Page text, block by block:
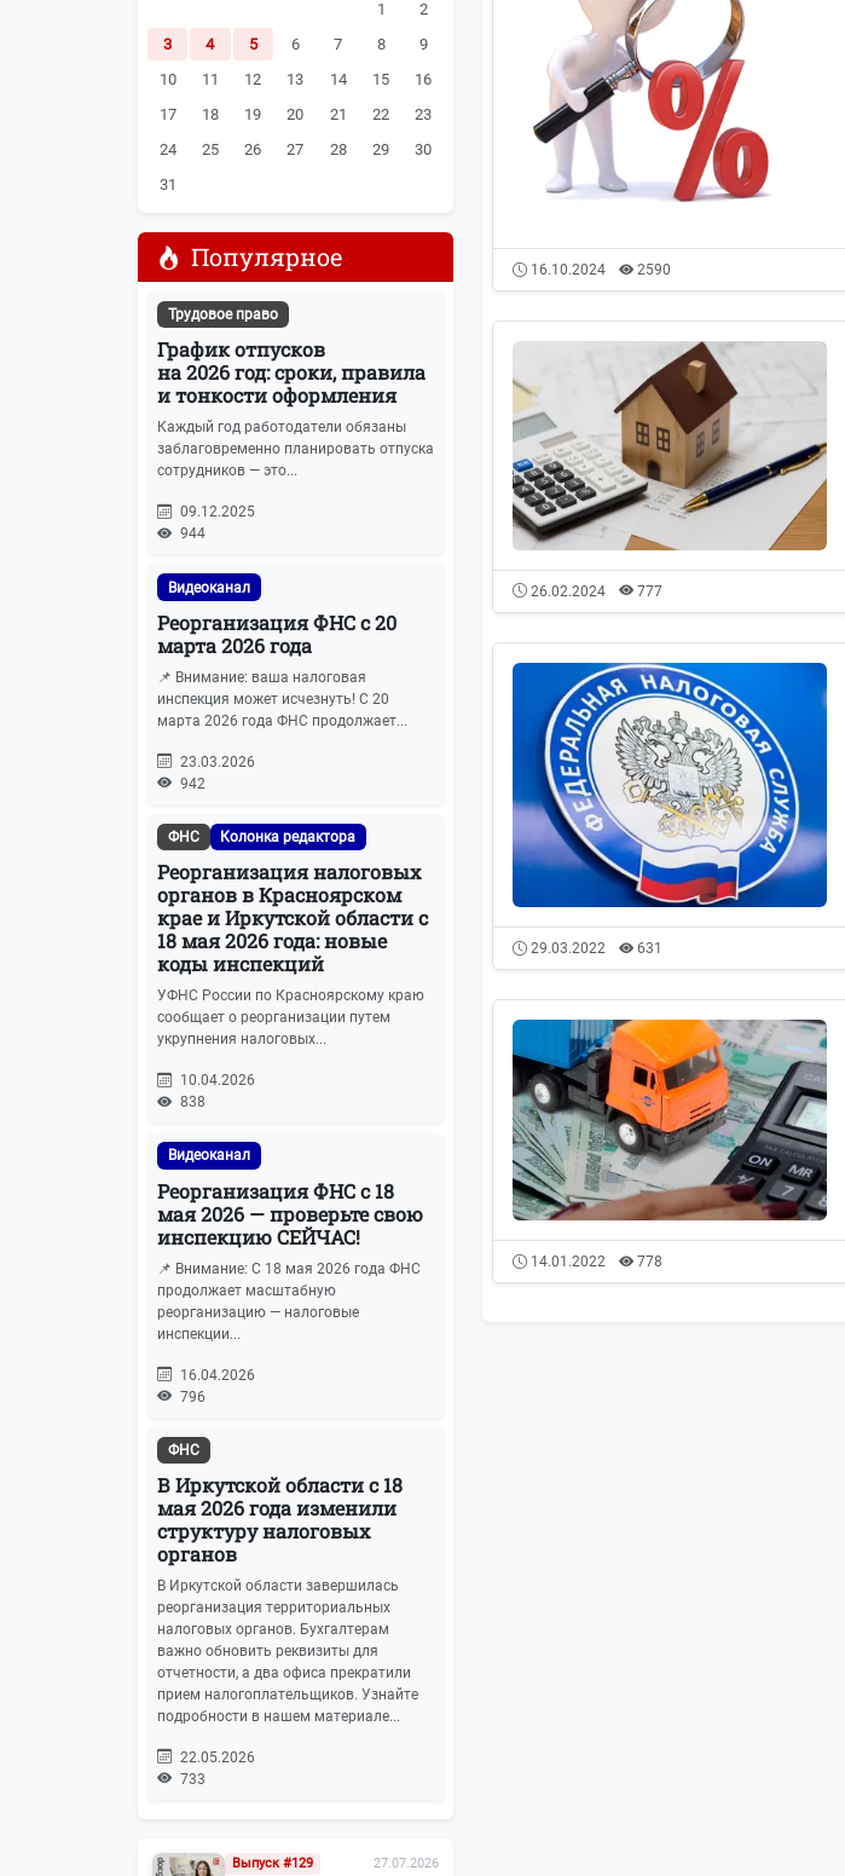
16.10.2024 2590
26.02.2024 777
29.03.2022 631
14.01.2022 778
1
2
3
4 5 6 7 8
9
10
11 12 13 14 15
16
17
18 19 20 21 22
23
24
25 26 27 28 29
30
31
Популярное
Трудовое право
График отпусков
на 2026 год: сроки, правила
и тонкости оформления
Каждый год работодатели обязаны
заблаговременно планировать отпуска
сотрудников — это...
09.12.2025
944
Видеоканал
Реорганизация ФНС с 20
марта 2026 года
📌 Внимание: ваша налоговая
инспекция может исчезнуть! С 20
марта 2026 года ФНС продолжает...
23.03.2026
942
ФНС Колонка редактора
Реорганизация налоговых
органов в Красноярском
крае и Иркутской области с
18 мая 2026 года: новые
коды инспекций
УФНС России по Красноярскому краю
сообщает о реорганизации путем
укрупнения налоговых...
10.04.2026
838
Видеоканал
Реорганизация ФНС с 18
мая 2026 — проверьте свою
инспекцию СЕЙЧАС!
📌 Внимание: С 18 мая 2026 года ФНС
продолжает масштабную
реорганизацию — налоговые
инспекции...
16.04.2026
796
ФНС
В Иркутской области с 18
мая 2026 года изменили
структуру налоговых
органов
В Иркутской области завершилась
реорганизация территориальных
налоговых органов. Бухгалтерам
важно обновить реквизиты для
отчетности, а два офиса прекратили
прием налогоплательщиков. Узнайте
подробности в нашем материале...
22.05.2026
733
Выпуск #129 27.07.2026